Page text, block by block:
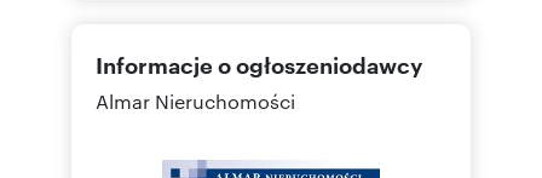
Informacje o ogłoszeniodawcy
Almar Nieruchomości